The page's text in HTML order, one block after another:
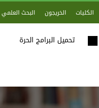
الكليات الخريجون البحث العلمي
تحميل البرامج الحرة